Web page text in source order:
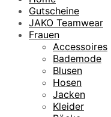
Gutscheine
JAKO Teamwear
Frauen
Accessoires
Bademode
Blusen
Hosen
Jacken
Kleider